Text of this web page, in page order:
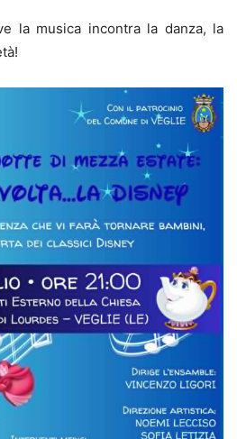
la musica incontra la danza, la